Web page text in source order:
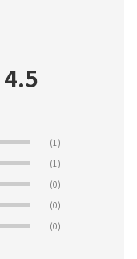
4.5
(1)
(1)
(0)
(0)
(0)